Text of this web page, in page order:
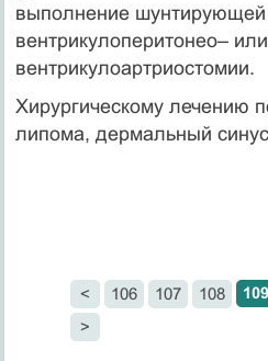
выполнение шунтирующей
вентрикулоперитонео– или
вентрикулоартриостомии.
Хирургическому лечению
липома, дермальный
< 106 107 108 109
>